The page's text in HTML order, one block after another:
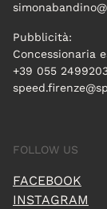
Pubblicità:
Concessionaria
+39 055
FOLLOW US
FACEBOOK
INSTAGRAM